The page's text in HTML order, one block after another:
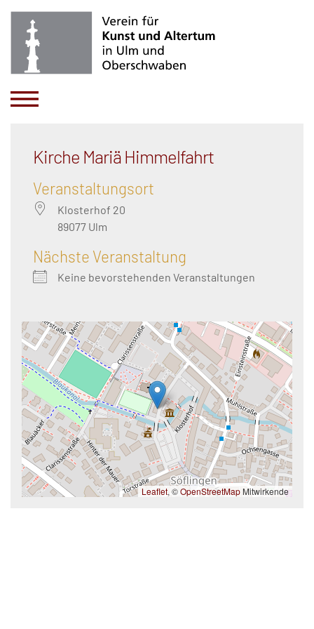
Kirche Mariä Himmelfahrt
Veranstaltungsort
Klosterhof 20
89077 Ulm
Nächste Veranstaltung
Keine bevorstehenden Veranstaltungen
Leaflet, ©OpenStreetMap Mitwirkende